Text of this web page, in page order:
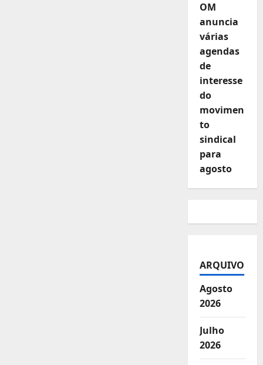
OM
anuncia
várias
agendas
de
interesse
do
movimen
to
sindical
para
agosto
ARQUIVO
Agosto
2026
Julho
2026